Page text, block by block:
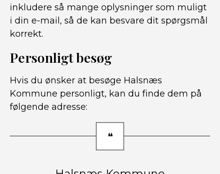
inkludere så mange oplysninger som muligt
i din e-mail, så de kan besvare dit spørgsmål
korrekt.
Personligt besøg
Hvis du ønsker at besøge Halsnæs
Kommune personligt, kan du finde dem på
følgende adresse: